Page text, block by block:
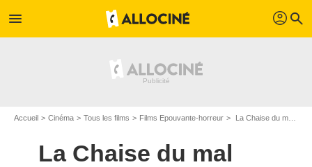
menu profil search
Accueil Cinéma Tous les films Films Epouvante-horreur La Chaise du mal de Adam Mason
La Chaise du mal